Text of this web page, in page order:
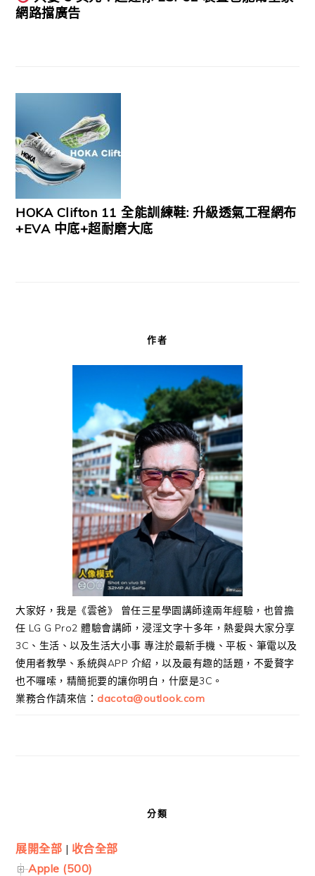
網路擋廣告
HOKA Clifton 11 全能訓練鞋: 升級透氣工程網布
+EVA 中底+超耐磨大底
作者
大家好，我是《雲爸》 曾任三星學園講師達兩年經驗，也曾擔
任 LG G Pro2 體驗會講師，浸淫文字十多年，熱愛與大家分享
3C、生活、以及生活大小事 專注於最新手機、平板、筆電以及
使用者教學、系統與APP 介紹，以及最有趣的話題，不愛贅字
也不囉嗦，精簡扼要的讓你明白，什麼是3C。
業務合作請來信： dacota@outlook.com
分類
展開全部 | 收合全部
Apple (500)